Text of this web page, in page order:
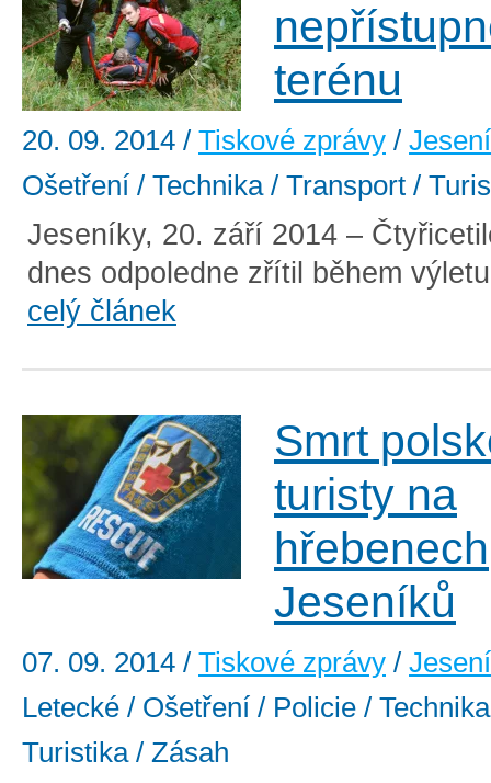
terénu
20. 09. 2014 / Tiskové zprávy /
Ošetření / Technika / Transport /
Jeseníky, 20. září 2014 –
dnes odpoledne zřítil během
celý článek
Smrt
turisty na
hřebenech
Jeseníků
07. 09. 2014 / Tiskové zprávy /
Letecké / Ošetření / Policie /
Turistika / Zásah